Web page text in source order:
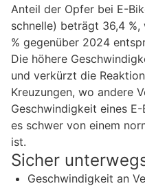
Anteil der Opfer bei E-
schnelle) beträgt 36,4
% gegenüber 2024
Die höhere
und verkürzt die
Kreuzungen, wo andere
Geschwindigkeit eines
es schwer von einem
ist.
Sicher
Geschwindigkeit an